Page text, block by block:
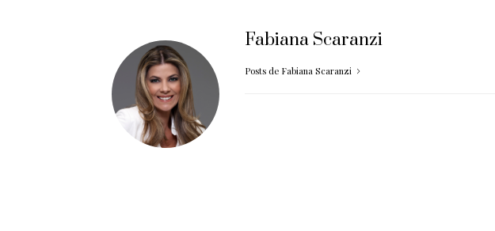
Fabiana Scaranzi
Posts de Fabiana Scaranzi